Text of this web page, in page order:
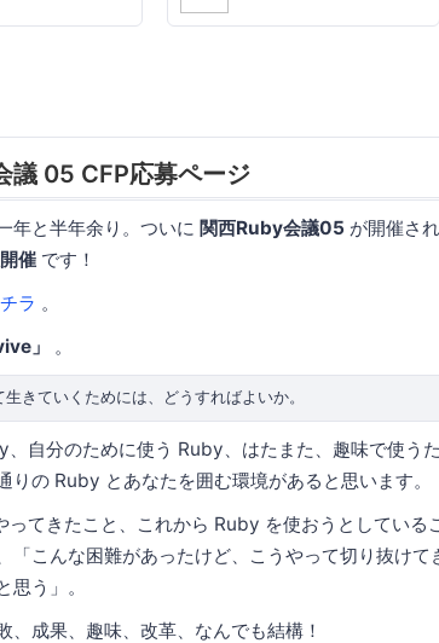
議 05 CFP応募ページ
年と半年余り。ついに 関西Ruby会議05 が開催され
催 です！
ラ 。
」 。
自分のために使う Ruby、はたまた、趣味で使う
りの Ruby とあなたを囲む環境があると思います。
ってきたこと、これから Ruby を使おうとしてい
「こんな困難があったけど、こうやって切り抜け
思う」。
、成果、趣味、改革、なんでも結構！